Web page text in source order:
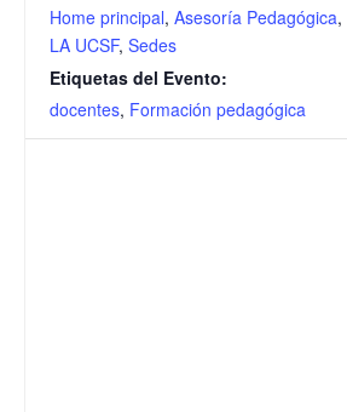
Home principal, Asesoría Pedagógica,
LA UCSF, Sedes
Etiquetas del Evento:
docentes, Formación pedagógica